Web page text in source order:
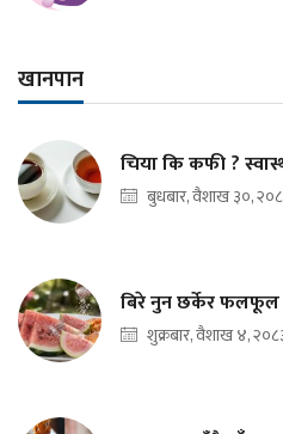
खानपान
चिया कि कफी ?
बुधबार, वैशाख ३०,
बिरे नुन छर्केर फलफूल
शुक्रबार, वैशाख ४,